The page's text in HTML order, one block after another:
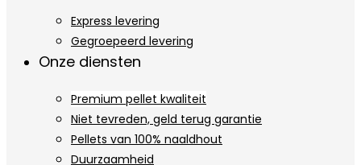
Express levering
Gegroepeerd levering
Onze diensten
Premium pellet kwaliteit
Niet tevreden, geld terug garantie
Pellets van 100% naaldhout
Duurzaamheid